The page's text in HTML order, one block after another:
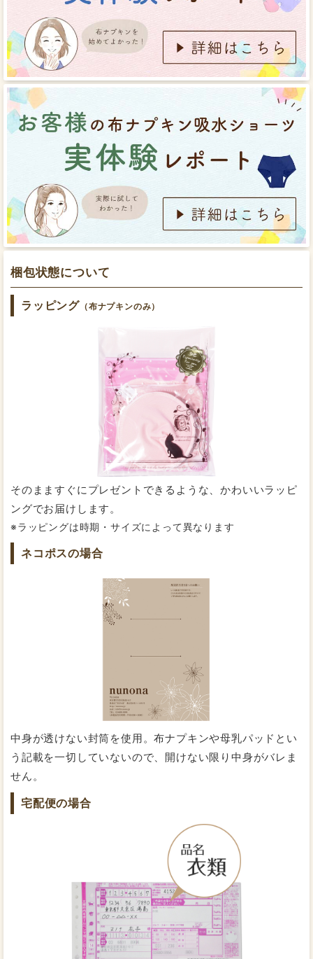
直接肌に着けるので安心できる素材を使いたいという想
いから、生地にはとことんこだわりました。肌面には
GOTS認証の生地のみを使用しています。
ふわふわで気持ちのいい着け心地
肌面のオーガニックコットン生地は、ネルのような少し
起毛のある素材でずっと触れていたくなるほど柔らかく
幅広設計で漏れにくく安心
プキンよりも幅広にお作りしています。広くカバーして
くれるので漏れにくく安心です。
湿気は逃すのに水は逃さない特別な透湿防水布を採用し
ています。ムレにくいので快適に過ごすことができま
もっと詳しく知りたい方はこちら
使用後交換する時に、汚れた部分にアルカリウォッシ
ュを溶かした水をかけておくと、汚れが落ちやすくな
ります。
持ち帰った布ナプキンをぬるま湯でもみ洗いして、ア
ルカリウォッシュを溶かした水に半日ほど浸け置きま
す。
浸け置きで汚れが落ちた布ナプキンをそのまま干す
か、洗濯機で洗ってから干せば、使用後のお手入れは
白いふわふわしている面を上にして下着の股部分に乗
せます。
反対側の布ナプキンの羽部分をボタンで止めたら下着
を着けます。
もっと詳しく知りたい方はこちら
梱包状態について
ラッピング （布ナプキンのみ）
そのまますぐにプレゼントできるような、かわいいラッピ
ングでお届けします。
※ラッピングは時期・サイズによって異なります
ネコポスの場合
中身が透けない封筒を使用。布ナプキンや母乳パッドとい
う記載を一切していないので、開けない限り中身がバレま
せん。
宅配便の場合